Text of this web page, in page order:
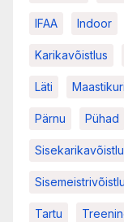
IFAA Indoor
Karikavõistlus
Läti
Pärnu Pühad
Tartu